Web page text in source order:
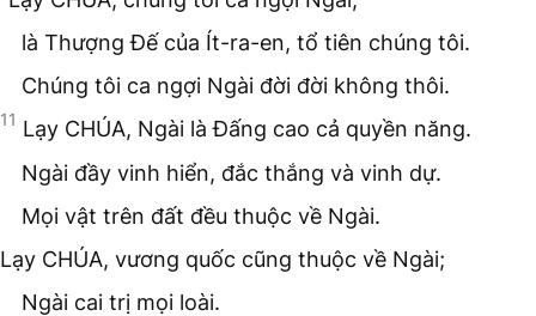
là Thượng Đế của Ít-ra-en, tổ tiên chúng tôi.
Chúng tôi ca ngợi Ngài đời đời không thôi.
11 Lạy CHÚA, Ngài là Đấng cao cả quyền năng.
Ngài đầy vinh hiển, đắc thắng và vinh dự.
Mọi vật trên đất đều thuộc về Ngài.
Lạy CHÚA, vương quốc cũng thuộc về Ngài;
Ngài cai trị mọi loài.